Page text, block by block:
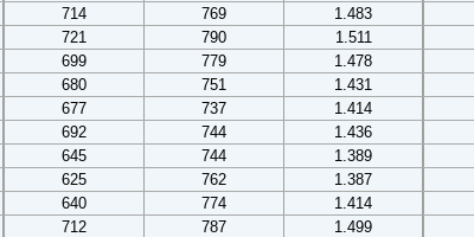
714 769 1.483
721 790 1.511
699 779 1.478
680 751 1.431
677 737 1.414
692 744 1.436
645 744 1.389
625 762 1.387
640 774 1.414
712 787 1.499